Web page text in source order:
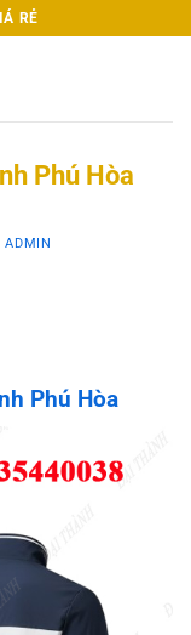
RẺ
Phú Hòa
ADMIN
Phú Hòa